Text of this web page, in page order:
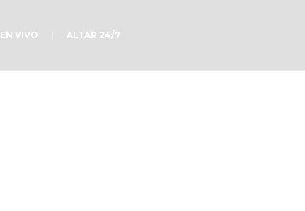
EN VIVO ALTAR 24/7